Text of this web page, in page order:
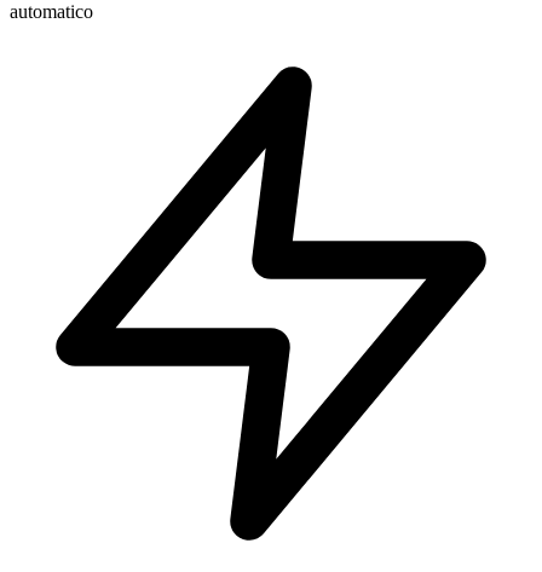
automatico